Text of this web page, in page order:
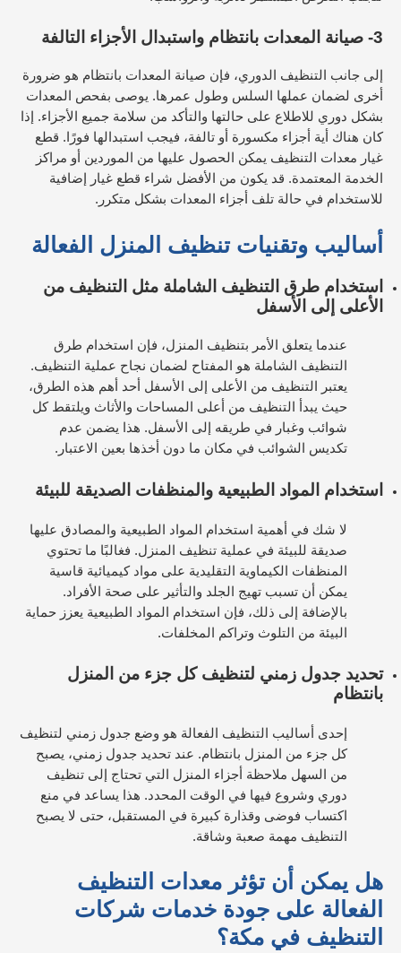
3- صيانة المعدات بانتظام واستبدال الأجزاء التالفة
إلى جانب التنظيف الدوري، فإن صيانة المعدات بانتظام هو ضرورة
أخرى لضمان عملها السلس وطول عمرها. يوصى بفحص المعدات
بشكل دوري للاطلاع على حالتها والتأكد من سلامة جميع الأجزاء. إذا
كان هناك أية أجزاء مكسورة أو تالفة، فيجب استبدالها فورًا. قطع
غيار معدات التنظيف يمكن الحصول عليها من الموردين أو مراكز
الخدمة المعتمدة. قد يكون من الأفضل شراء قطع غيار إضافية
للاستخدام في حالة تلف أجزاء المعدات بشكل متكرر.
أساليب وتقنيات تنظيف المنزل الفعالة
استخدام طرق التنظيف الشاملة مثل التنظيف من
الأعلى إلى الأسفل
عندما يتعلق الأمر بتنظيف المنزل، فإن استخدام طرق
التنظيف الشاملة هو المفتاح لضمان نجاح عملية التنظيف.
يعتبر التنظيف من الأعلى إلى الأسفل أحد أهم هذه الطرق،
حيث يبدأ التنظيف من أعلى المساحات والأثاث ويلتقط كل
شوائب وغبار في طريقه إلى الأسفل. هذا يضمن عدم
تكديس الشوائب في مكان ما دون أخذها بعين الاعتبار.
استخدام المواد الطبيعية والمنظفات الصديقة للبيئة
لا شك في أهمية استخدام المواد الطبيعية والمصادق عليها
صديقة للبيئة في عملية تنظيف المنزل. فغالبًا ما تحتوي
المنظفات الكيماوية التقليدية على مواد كيميائية قاسية
يمكن أن تسبب تهيج الجلد والتأثير على صحة الأفراد.
بالإضافة إلى ذلك، فإن استخدام المواد الطبيعية يعزز حماية
البيئة من التلوث وتراكم المخلفات.
تحديد جدول زمني لتنظيف كل جزء من المنزل
بانتظام
إحدى أساليب التنظيف الفعالة هو وضع جدول زمني لتنظيف
كل جزء من المنزل بانتظام. عند تحديد جدول زمني، يصبح
من السهل ملاحظة أجزاء المنزل التي تحتاج إلى تنظيف
دوري وشروع فيها في الوقت المحدد. هذا يساعد في منع
اكتساب فوضى وقذارة كبيرة في المستقبل، حتى لا يصبح
التنظيف مهمة صعبة وشاقة.
هل يمكن أن تؤثر معدات التنظيف
الفعالة على جودة خدمات شركات
التنظيف في مكة؟